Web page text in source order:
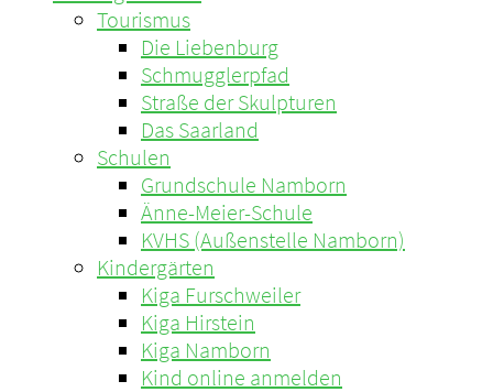
Tourismus
Die Liebenburg
Schmugglerpfad
Straße der Skulpturen
Das Saarland
Schulen
Grundschule Namborn
Änne-Meier-Schule
KVHS (Außenstelle Namborn)
Kindergärten
Kiga Furschweiler
Kiga Hirstein
Kiga Namborn
Kind online anmelden